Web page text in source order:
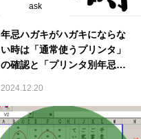
ask
年忌ハガキがハガキにならな
い時は「通常使うプリンタ」
の確認と「プリンタ別年忌ハ
2024.12.20